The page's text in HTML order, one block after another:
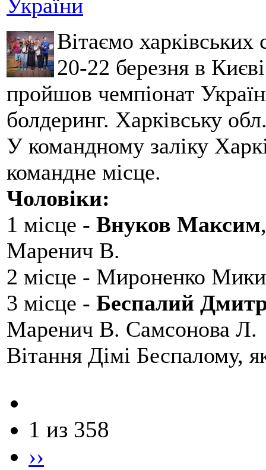
України
Вітаємо
20-22 березня в
пройшов чемпіонат
болдеринг. Харківську
У командному заліку
командне місце.
Чоловіки:
1 місце - Внуков Максим
Маренич В.
2 місце - Мироненко
3 місце - Беспалий
Маренич В. Самсонова Л.
Вітання Дімі Беспалому,
1 из 358
››